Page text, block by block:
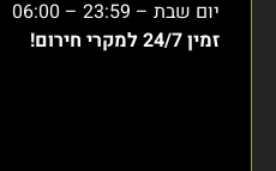
יום שבת – 23:59 – 06:00
זמין 24/7 למקרי חירום!